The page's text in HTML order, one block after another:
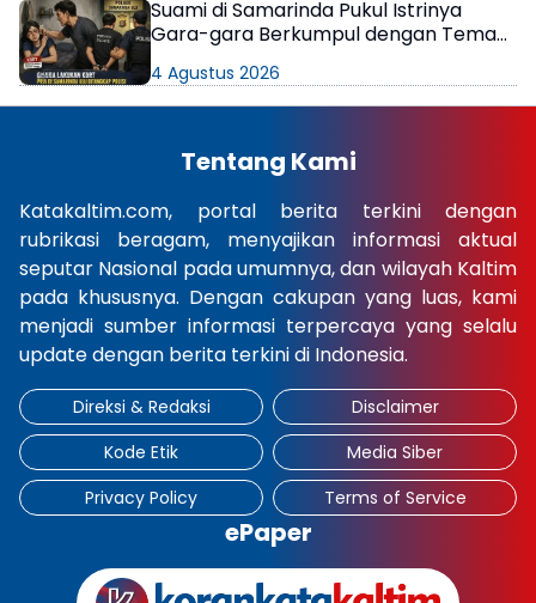
Suami di Samarinda Pukul Istrinya
Gara-gara Berkumpul dengan Teman
4 Agustus 2026
Tentang Kami
Katakaltim.com, portal berita terkini dengan
rubrikasi beragam, menyajikan informasi aktual
seputar Nasional pada umumnya, dan wilayah Kaltim
pada khususnya. Dengan cakupan yang luas, kami
menjadi sumber informasi terpercaya yang selalu
update dengan berita terkini di Indonesia.
Direksi & Redaksi
Disclaimer
Kode Etik
Media Siber
Privacy Policy
Terms of Service
ePaper